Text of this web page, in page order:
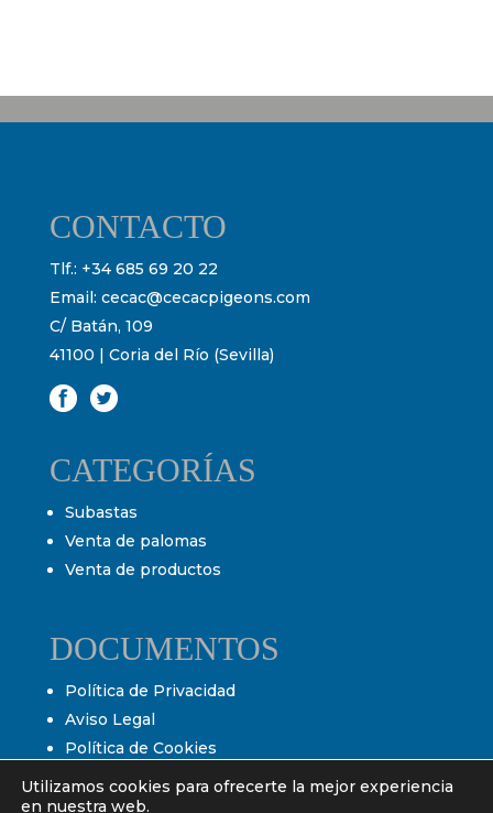
CONTACTO
Tlf.: +34 685 69 20 22
Email: cecac@cecacpigeons.com
C/ Batán, 109
41100 | Coria del Río (Sevilla)
CATEGORÍAS
Subastas
Venta de palomas
Venta de productos
DOCUMENTOS
Política de Privacidad
Aviso Legal
Política de Cookies
Condiciones de venta
Condiciones de subasta
Utilizamos cookies para ofrecerte la mejor experiencia
en nuestra web.